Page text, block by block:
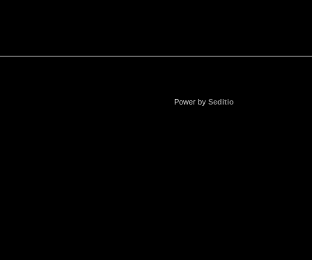
Power by Seditio